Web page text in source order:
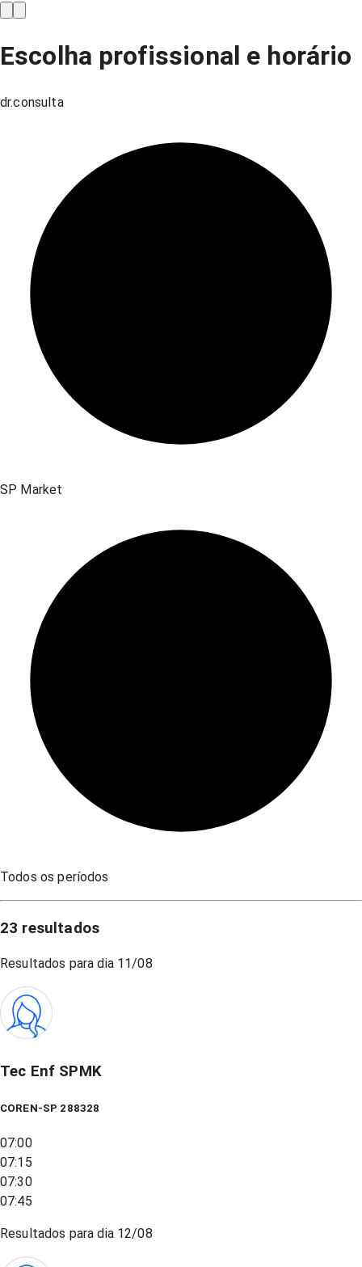
Escolha profissional e horário
dr.consulta
SP Market
Todos os períodos
23 resultados
Resultados para dia 11/08
Tec Enf SPMK
COREN-SP 288328
07:00
07:15
07:30
07:45
Resultados para dia 12/08